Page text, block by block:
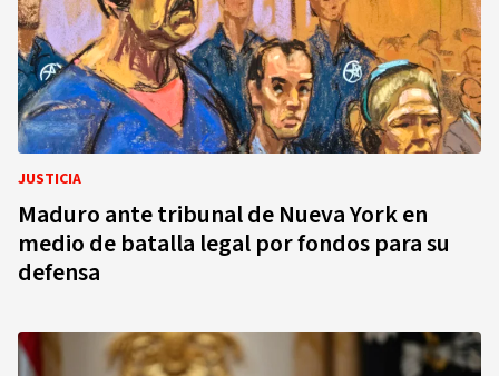
JUSTICIA
Maduro ante tribunal de Nueva York en
medio de batalla legal por fondos para su
defensa